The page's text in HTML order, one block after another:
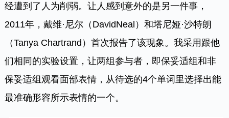
经遭到了人为削弱。让人感到意外的是另一件事，
2011年，戴维·尼尔（DavidNeal）和塔尼娅·沙特朗
（Tanya Chartrand）首次报告了该现象。我采用跟他
们相同的实验设置，让两组参与者，即保妥适组和非
保妥适组观看面部表情，从待选的4个单词里选择出能
最准确形容所示表情的一个。